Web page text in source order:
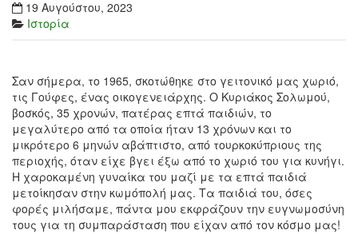
19 Αυγούστου, 2023
Ιστορία
Σαν σήμερα, το 1965, σκοτώθηκε στο γειτονικό μας χωριό,
τις Γούφες, ένας οικογενειάρχης. Ο Κυριάκος Σολωμού,
βοσκός, 35 χρονών, πατέρας επτά παιδιών, το
μεγαλύτερο από τα οποία ήταν 13 χρόνων και το
μικρότερο 6 μηνών αβάπτιστο, από τουρκοκύπριους της
περιοχής, όταν είχε βγει έξω από το χωριό του για κυνήγι.
Η χαροκαμένη γυναίκα του μαζί με τα επτά παιδιά
μετοίκησαν στην κωμόπολή μας. Τα παιδιά του, όσες
φορές μιλήσαμε, πάντα μου εκφράζουν την ευγνωμοσύνη
τους για τη συμπαράσταση που είχαν από τον κόσμο μας!